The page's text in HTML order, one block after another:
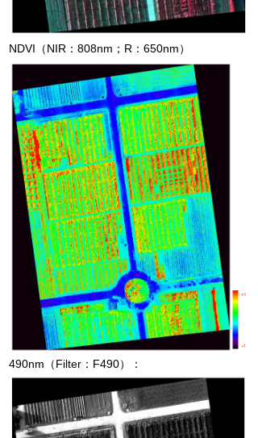
NDVI（NIR：808nm；R：650nm）
490nm （Filter ： F490）：